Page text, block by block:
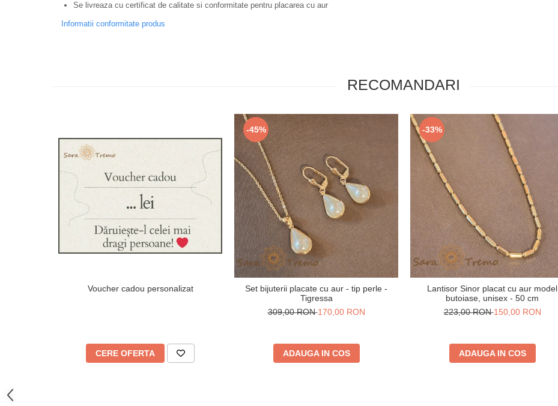
Se livreaza cu certificat de calitate si conformitate pentru placarea cu aur
Informatii conformitate produs
RECOMANDARI
Voucher cadou personalizat
CERE OFERTA
-45%
Set bijuterii placate cu aur - tip perle -
Tigressa
309,00 RON170,00 RON
ADAUGA IN COS
-33%
Lantisor Sinor placat cu aur model
butoiase, unisex - 50 cm
223,00 RON150,00 RON
ADAUGA IN COS